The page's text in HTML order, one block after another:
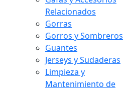
Relacionados
Gorras
Gorros y Sombreros
Guantes
Jerseys y Sudaderas
Limpieza y
Mantenimiento de